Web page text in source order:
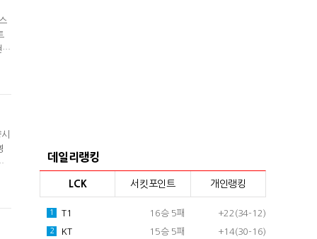
은
데일리랭킹
LCK 서킷포인트 개인랭킹
1 T1 16승 5패 +22(34-12)
2 KT 15승 5패 +14(30-16)